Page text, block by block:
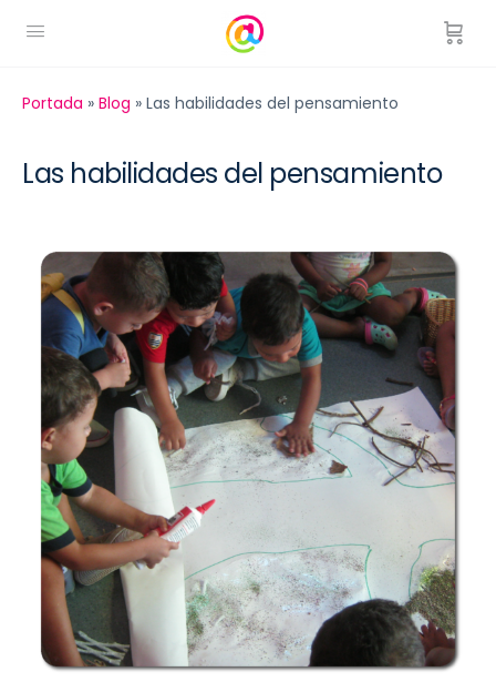
Portada » Blog » Las habilidades del pensamiento
Las habilidades del pensamiento